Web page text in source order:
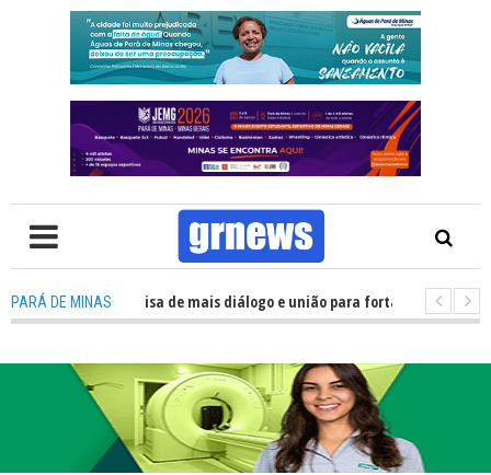
PARÁ DE MINAS
TV: Política precisa de mais diálogo e união para fortalecer Minas e